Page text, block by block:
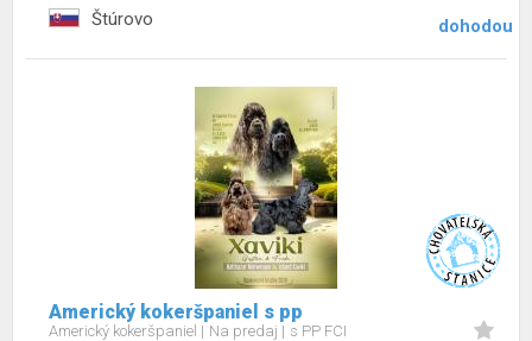
Štúrovo dohodou
Americký kokeršpaniel s pp
Americký kokeršpaniel Na predaj s PP FCI